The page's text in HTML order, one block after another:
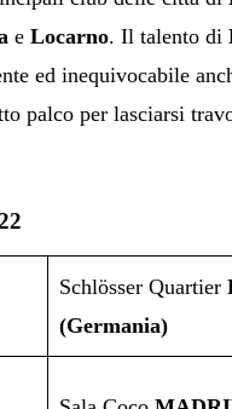
eLocarno. Il talento di
ed inequivocabile
palco per lasciarsi
Schlösser Quartier
(Germania)